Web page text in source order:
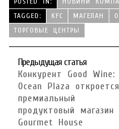
TAGGED:
KFC МАГЕЛАН
ТОРГОВЫЕ ЦЕНТРЫ
Предыдущая статья
Конкурент Good Wine:
Ocean Plaza откроется
премиальный
продуктовый магазин
Gourmet House